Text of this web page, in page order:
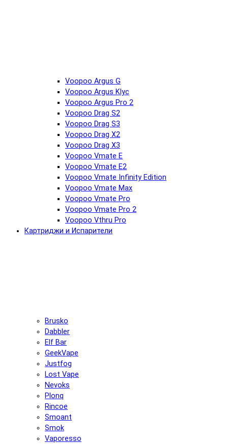
Voopoo Argus G
Voopoo Argus Klyc
Voopoo Argus Pro 2
Voopoo Drag S2
Voopoo Drag S3
Voopoo Drag X2
Voopoo Drag X3
Voopoo Vmate E
Voopoo Vmate E2
Voopoo Vmate Infinity Edition
Voopoo Vmate Max
Voopoo Vmate Pro
Voopoo Vmate Pro 2
Voopoo Vthru Pro
Картриджи и Испарители
Brusko
Dabbler
Elf Bar
GeekVape
Justfog
Lost Vape
Nevoks
Plonq
Rincoe
Smoant
Smok
Vaporesso